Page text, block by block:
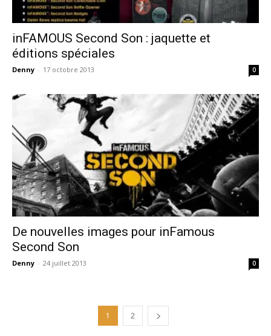
inFAMOUS Second Son : jaquette et
éditions spéciales
Denny - 17 octobre 2013 0
De nouvelles images pour inFamous
Second Son
Denny - 24 juillet 2013 0
1 2